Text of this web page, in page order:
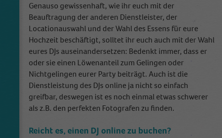
Genauso gewissenhaft, wie ihr euch mit der
Beauftragung der anderen Dienstleister, der
Locationauswahl und der Wahl des Essens für eure
Hochzeit beschäftigt, solltet ihr euch auch mit der Wahl
eures DJs auseinandersetzen: Bedenkt immer, dass er
oder sie einen Löwenanteil zum Gelingen oder
Nichtgelingen eurer Party beiträgt. Auch ist die
Dienstleistung des DJs online ja nicht so einfach
greifbar, deswegen ist es noch einmal etwas schwerer
als z.B. den perfekten Fotografen zu finden.
Reicht es, einen DJ online zu buchen?